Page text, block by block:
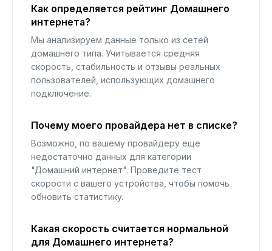
Как определяется рейтинг Домашнего
интернета?
Мы анализируем данные только из сетей
домашнего типа. Учитывается средняя
скорость, стабильность и отзывы реальных
пользователей, использующих домашнего
подключение.
Почему моего провайдера нет в списке?
Возможно, по вашему провайдеру еще
недостаточно данных для категории
"Домашний интернет". Проведите тест
скорости с вашего устройства, чтобы помочь
обновить статистику.
Какая скорость считается нормальной
для Домашнего интернета?